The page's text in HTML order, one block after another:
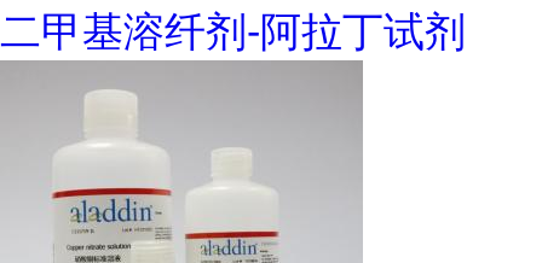
二甲基溶纤剂-阿拉丁试剂